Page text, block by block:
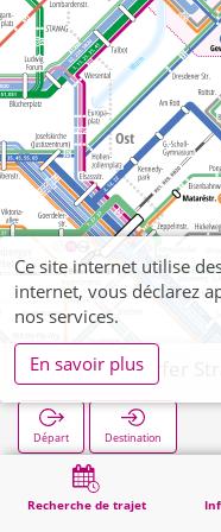
Recherche de trajet
Wilmersdorfer
Départ Destination
Démarrage Recherche
Ce site internet utilise
internet, vous déclarez
nos services.
En savoir plus